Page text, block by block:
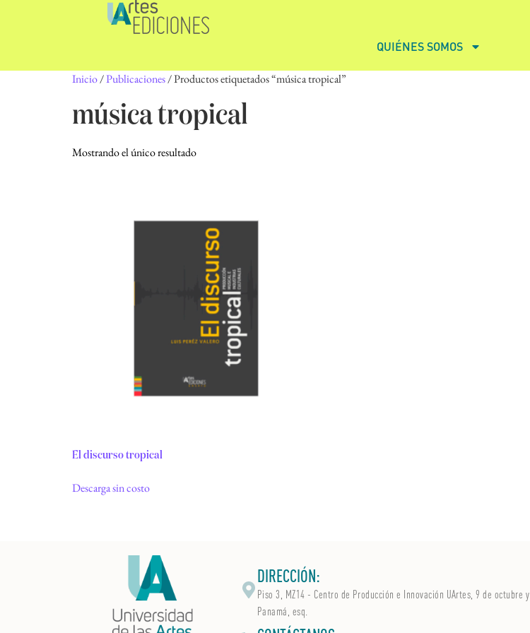
QUIÉNES SOMOS
Inicio/Publicaciones/ Productos etiquetados “música tropical”
música tropical
Mostrando el único resultado
El discurso tropical
Descarga sin costo
DIRECCIÓN:
Piso 3, MZ14 - Centro de Producción e Innovación UArtes, 9 de octubre y
Panamá, esq.